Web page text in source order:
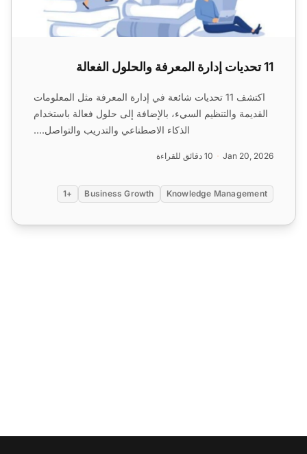
11 تحديات إدارة المعرفة والحلول الفعالة
اكتشف 11 تحديات شائعة في إدارة المعرفة مثل المعلومات
القديمة والتنظيم السيء، بالإضافة إلى حلول فعالة باستخدام
الذكاء الاصطناعي والتدريب والتواصل....
Jan 20, 2026 10 دقائق للقراءة
Knowledge Management
Business Growth
+1